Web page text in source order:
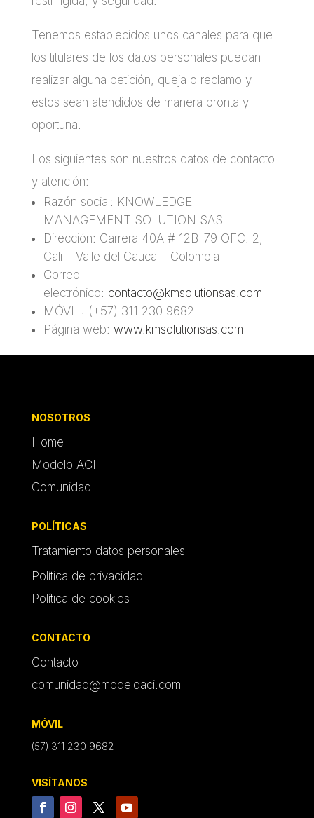
Tenemos establecidos unos canales para que
los titulares de los datos personales puedan
realizar alguna petición, queja o reclamo y
estos sean atendidos de manera pronta y
oportuna.
Los siguientes son nuestros datos de contacto
y atención:
Razón social: KNOWLEDGE
MANAGEMENT SOLUTION SAS
Dirección: Carrera 40A # 12B-79 OFC. 2,
Cali – Valle del Cauca – Colombia
Correo
electrónico: contacto@kmsolutionsas.com
MÓVIL: (+57) 311 230 9682
Página web: www.kmsolutionsas.com
NOSOTROS
Home
Modelo ACI
Comunidad
POLÍTICAS
Tratamiento datos personales
Política de privacidad
Política de cookies
CONTACTO
Contacto
comunidad@modeloaci.com
MÓVIL
(57) 311 230 9682
VISÍTANOS